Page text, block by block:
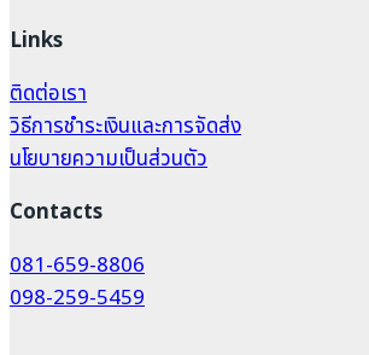
Links
ติดต่อเรา
วิธีการชำระเงินและการจัดส่ง
นโยบายความเป็นส่วนตัว
Contacts
081-659-8806
098-259-5459